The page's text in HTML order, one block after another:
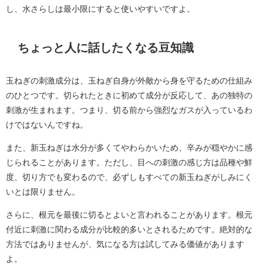
し、水さらしは最小限にすると使いやすいですよ。
ちょっと人に話したくなる豆知識
玉ねぎの刺激成分は、玉ねぎ自身が外敵から身を守るための仕組み
のひとつです。切られたときに初めて成分が反応して、あの独特の
刺激が生まれます。つまり、切る前から強烈なガスが入っているわ
けではないんですね。
また、新玉ねぎは水分が多くてやわらかいため、辛みが穏やかに感
じられることがあります。ただし、目への刺激の感じ方は品種や鮮
度、切り方でも変わるので、必ずしもすべての新玉ねぎがしみにく
いとは限りません。
さらに、根元を最後に切るとよいと言われることがあります。根元
付近に刺激に関わる成分が比較的多いとされるためです。絶対的な
方法ではありませんが、気になる方は試してみる価値があります
よ。